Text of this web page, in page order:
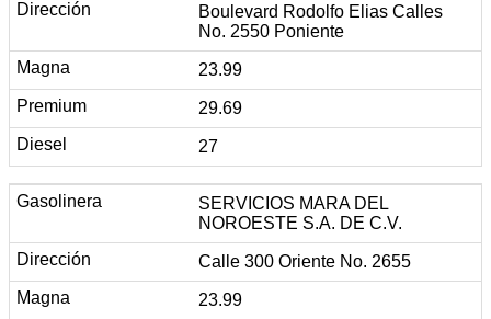
Boulevard Rodolfo Elias Calles
No. 2550 Poniente
23.99
29.69
27
SERVICIOS MARA DEL
NOROESTE S.A. DE C.V.
Calle 300 Oriente No. 2655
23.99